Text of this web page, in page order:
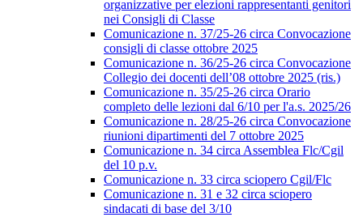
organizzative per elezioni rappresentanti genitori
nei Consigli di Classe
Comunicazione n. 37/25-26 circa Convocazione
consigli di classe ottobre 2025
Comunicazione n. 36/25-26 circa Convocazione
Collegio dei docenti dell’08 ottobre 2025 (ris.)
Comunicazione n. 35/25-26 circa Orario
completo delle lezioni dal 6/10 per l'a.s. 2025/26
Comunicazione n. 28/25-26 circa Convocazione
riunioni dipartimenti del 7 ottobre 2025
Comunicazione n. 34 circa Assemblea Flc/Cgil
del 10 p.v.
Comunicazione n. 33 circa sciopero Cgil/Flc
Comunicazione n. 31 e 32 circa sciopero
sindacati di base del 3/10